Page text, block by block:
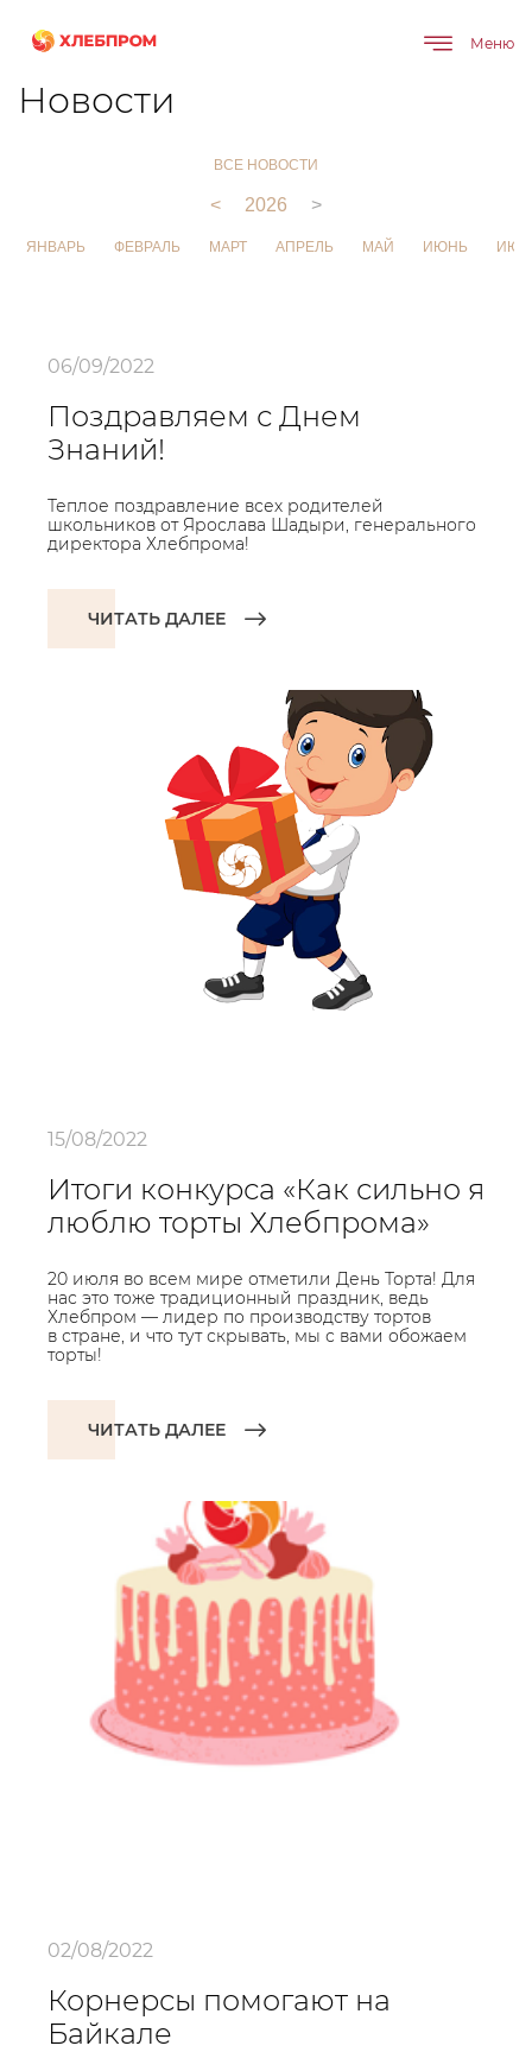
Меню
Главная О компании
Новости
ВСЕ НОВОСТИ
< 2026 >
ЯНВАРЬ ФЕВРАЛЬ МАРТ АПРЕЛЬ МАЙ ИЮНЬ
06/09/2022
Поздравляем с Днем
Знаний!
Теплое поздравление всех родителей
школьников от Ярослава Шадыри, генерального
директора Хлебпрома!
ЧИТАТЬ ДАЛЕЕ
15/08/2022
Итоги конкурса «Как сильно я
люблю торты Хлебпрома»
20 июля во всем мире отметили День Торта! Для
нас это тоже традиционный праздник, ведь
Хлебпром — лидер по производству тортов
в стране, и что тут скрывать, мы с вами обожаем
торты!
ЧИТАТЬ ДАЛЕЕ
02/08/2022
Корнерсы помогают на
Байкале